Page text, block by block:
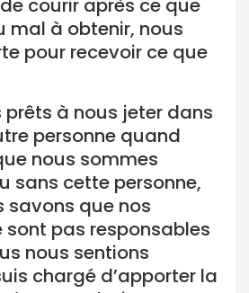
courir après ce que
mal à obtenir, nous
pour recevoir ce que
prêts à nous jeter dans
personne quand
nous sommes
sans cette personne,
savons que nos
sont pas responsables
nous sentions
chargé d’apporter la